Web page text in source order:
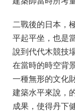
二戰後的日本，
平起平坐，也是
說到代代木競技
在當時的時空背
一種無形的文化
建築水平來說，
成果，使得丹下